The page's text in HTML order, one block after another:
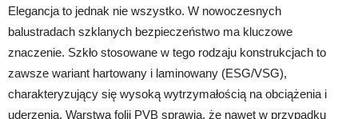
Elegancja to jednak nie wszystko. W nowoczesnych
balustradach szklanych bezpieczeństwo ma kluczowe
znaczenie. Szkło stosowane w tego rodzaju konstrukcjach to
zawsze wariant hartowany i laminowany (ESG/VSG),
charakteryzujący się wysoką wytrzymałością na obciążenia i
uderzenia. Warstwa folii PVB sprawia, że nawet w przypadku